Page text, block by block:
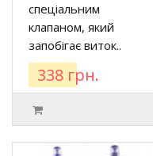
спеціальним
клапаном, який
запобігає виток..
338 грн.